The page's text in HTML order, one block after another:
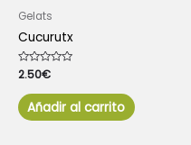
Gelats
Cucurutx
Valorado
con
de
5
2.50€
Añadir al carrito